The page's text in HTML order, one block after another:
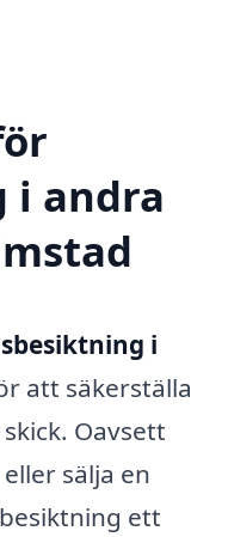
i andra
i
att säkerställa
Oavsett
sälja en
ett